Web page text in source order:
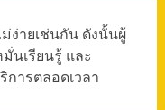
ง่ายเช่นกัน ดังนั้นผู้
นเรียนรู้ และ
ารตลอดเวลา